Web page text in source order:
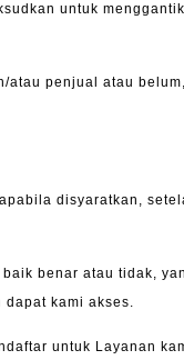
untuk
penjual atau
disyaratkan,
benar atau tidak,
kami akses.
untuk Layanan